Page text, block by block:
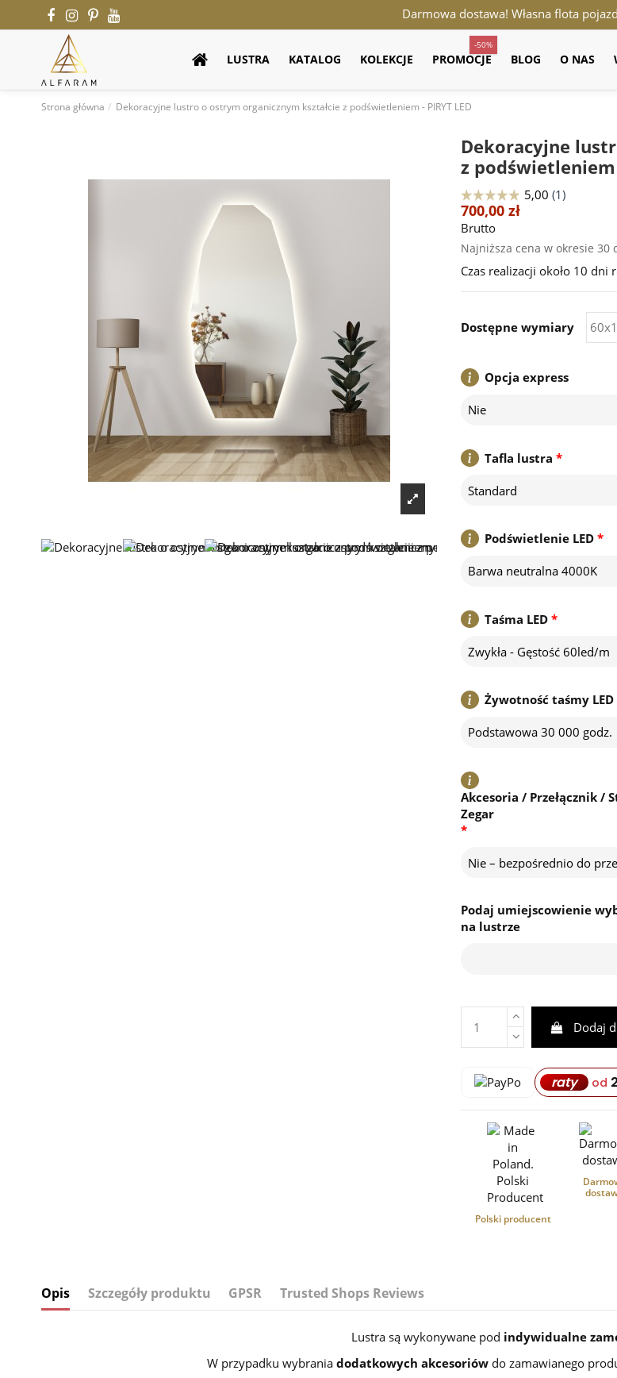
Darmowa dostawa! Własna flota
LUSTRA KATALOG KOLEKCJE PROMOCJE
-50%
BLOG O NAS
Strona główna Dekoracyjne lustro o ostrym organicznym kształcie z podświetleniem - PIRYT LED
Dekoracyjne
z podświetleniem
700,00 zł
Brutto
Najniższa cena w okresie
Czas realizacji około 10 dni
Opcja express
Nie
*
Tafla lustra
Standard
*
Podświetlenie LED
Barwa neutralna 4000K
*
Taśma LED
Zwykła - Gęstość 60led/m
Żywotność taśmy LED
Podstawowa 30 000 godz.
*
Akcesoria / Przełącznik /
Zegar
Nie – bezpośrednio do
Podaj umiejscowienie
na lustrze
Dostępne wymiary
Dodaj
raty od
Polski producent
Opis Szczegóły produktu GPSR Trusted Shops Reviews
Lustra są wykonywane pod indywidualne
W przypadku wybrania dodatkowych akcesoriów do zamawianego